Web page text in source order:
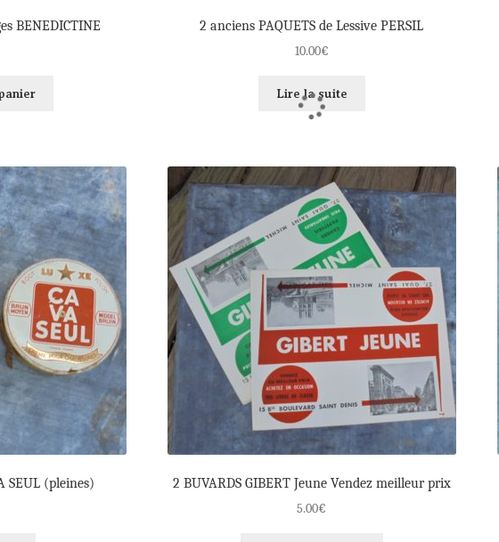
BENEDICTINE 2 anciens PAQUETS de Lessive PERSIL
10.00€
Lire la suite
SEUL (pleines) 2 BUVARDS GIBERT Jeune Vendez meilleur prix
5.00€